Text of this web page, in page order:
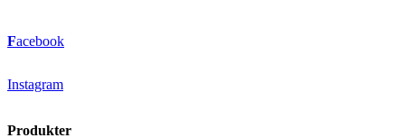
Facebook
Instagram
Produkter